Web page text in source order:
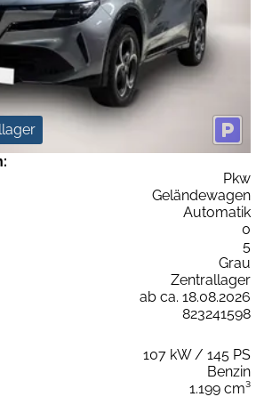
Pkw
Geländewagen
Automatik
0
5
Grau
Zentrallager
ab ca. 18.08.2026
823241598
107 kW / 145 PS
Benzin
1.199 cm³